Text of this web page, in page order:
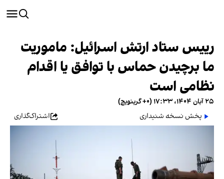
رییس ستاد ارتش اسرائیل: ماموریت
ما برچیدن حماس با توافق یا اقدام
نظامی است
۲۵ آبان ۱۴۰۴، ۱۷:۳۳ (‎+۰ گرینویچ)
پخش نسخه شنیداری
اشتراک‌گذاری